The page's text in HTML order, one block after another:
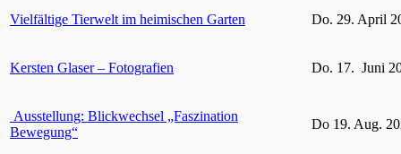
Vielfältige Tierwelt im heimischen Garten Do. 29. April
Kersten Glaser – Fotografien Do. 17. Juni
Ausstellung: Blickwechsel „Faszination
Bewegung“
Do 19. Aug.